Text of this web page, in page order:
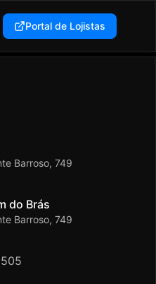
Portal de Lojistas
Barroso, 749
do Brás
Barroso, 749